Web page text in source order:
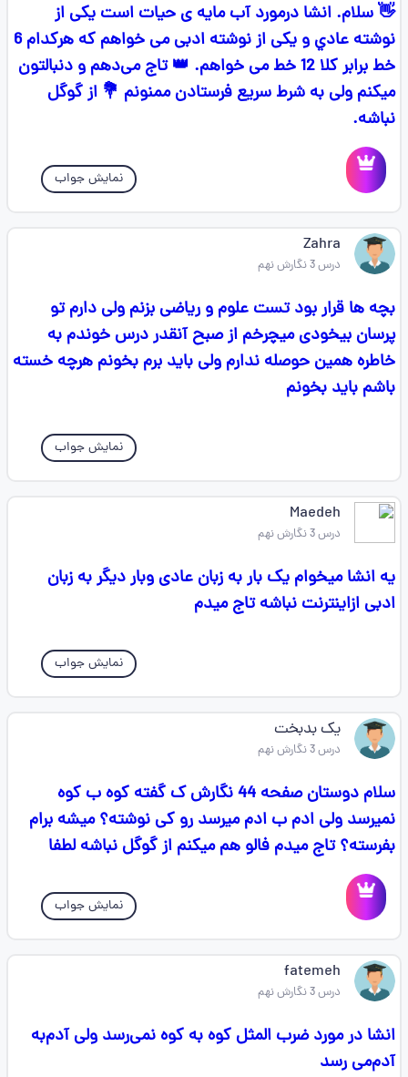
👋 سلام. انشا درمورد آب مایه ی حیات است یکی از
نوشته عادي و یکی از نوشته ادبی می خواهم که هرکدام 6
خط برابر کلا 12 خط می خواهم. 👑 تاج می‌دهم و دنبالتون
میکنم ولی به شرط سریع فرستادن ممنونم 💐 از گوگل
نباشه.
نمایش جواب
Zahra
درس 3 نگارش نهم
بچه ها قرار بود تست علوم و ریاضی بزنم ولی دارم تو
پرسان بیخودی میچرخم از صبح آنقدر درس خوندم به
خاطره همین حوصله ندارم ولی باید برم بخونم هرچه خسته
باشم باید بخونم
نمایش جواب
Maedeh
درس 3 نگارش نهم
یه انشا میخوام یک بار به زبان عادی وبار دیگر به زبان
ادبی ازاینترنت نباشه تاج میدم
نمایش جواب
یک بدبخت
درس 3 نگارش نهم
سلام دوستان صفحه 44 نگارش ک گفته کوه ب کوه
نمیرسد ولی ادم ب ادم میرسد رو کی نوشته؟ میشه برام
بفرسته؟ تاج میدم فالو هم میکنم از گوگل نباشه لطفا
نمایش جواب
fatemeh
درس 3 نگارش نهم
انشا در مورد ضرب المثل کوه به کوه نمی‌رسد ولی آدم‌به
آدم‌می رسد